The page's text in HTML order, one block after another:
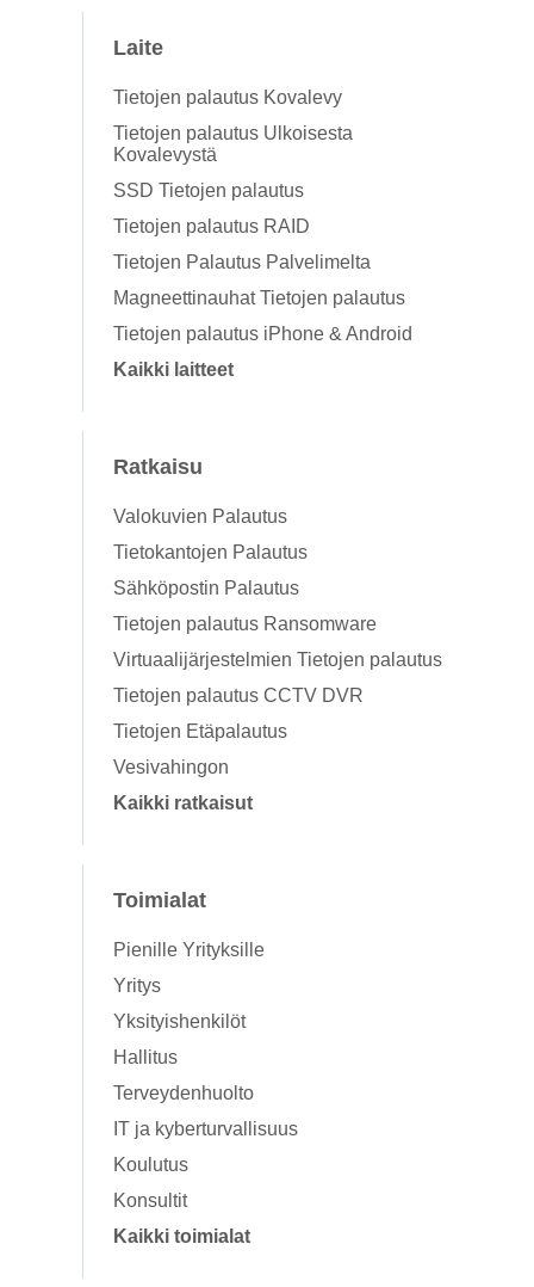
Laite
Tietojen palautus Kovalevy
Tietojen palautus Ulkoisesta
Kovalevystä
SSD Tietojen palautus
Tietojen palautus RAID
Tietojen Palautus Palvelimelta
Magneettinauhat Tietojen palautus
Tietojen palautus iPhone & Android
Kaikki laitteet
Ratkaisu
Valokuvien Palautus
Tietokantojen Palautus
Sähköpostin Palautus
Tietojen palautus Ransomware
Virtuaalijärjestelmien Tietojen palautus
Tietojen palautus CCTV DVR
Tietojen Etäpalautus
Vesivahingon
Kaikki ratkaisut
Toimialat
Pienille Yrityksille
Yritys
Yksityishenkilöt
Hallitus
Terveydenhuolto
IT ja kyberturvallisuus
Koulutus
Konsultit
Kaikki toimialat